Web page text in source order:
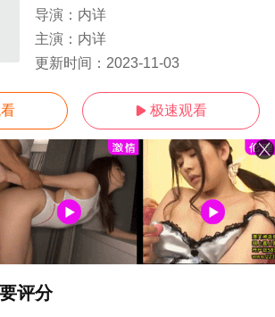
导演： 内详
主演： 内详
更新时间： 2023-11-03
 极速观看
评分